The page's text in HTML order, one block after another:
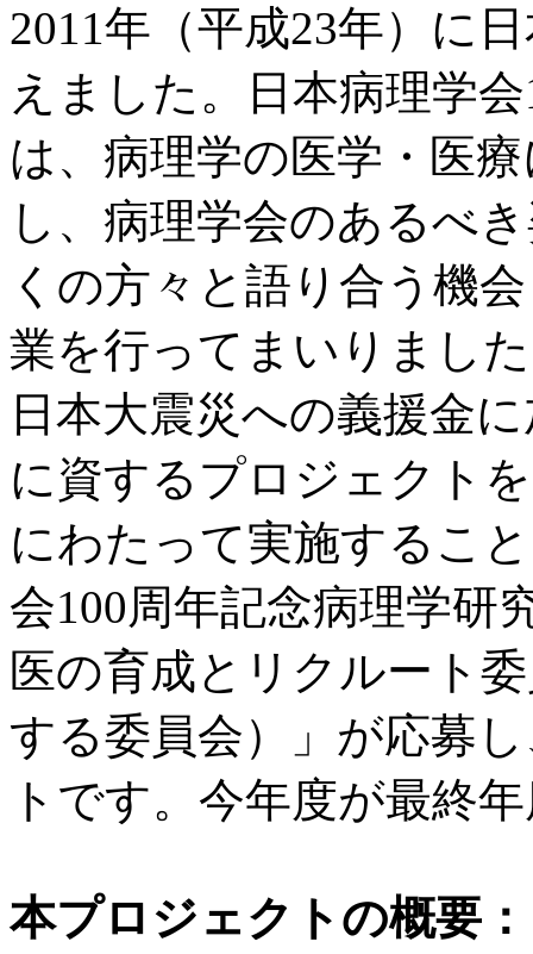
2011年（平成23年）に
えました。日本病理学
は、病理学の医学・医
し、病理学会のあるべ
くの方々と語り合う機
業を行ってまいりまし
日本大震災への義援金
に資するプロジェクト
にわたって実施するこ
会100周年記念病理学研
医の育成とリクルート
する委員会）」が応募
トです。今年度が最終
本プロジェクトの概要：